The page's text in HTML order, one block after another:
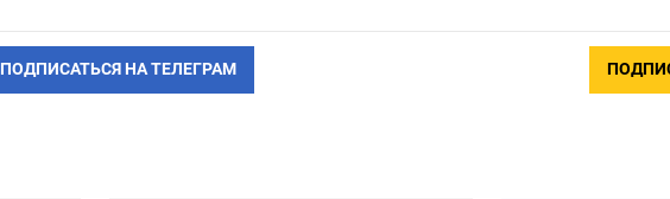
ПОДПИСАТЬСЯ НА ТЕЛЕГРАМ